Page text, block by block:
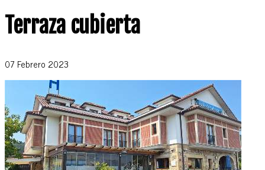
Terraza cubierta
07 Febrero 2023